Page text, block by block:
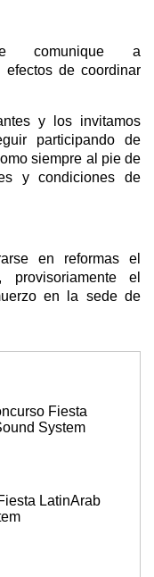
comunique a
efectos de coordinar
y los invitamos
participando de
siempre al pie de
y condiciones de
en reformas el
el
en la sede de
Fiesta
System
LatinArab